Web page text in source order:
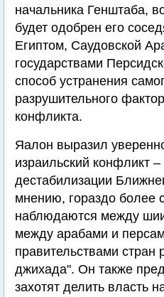
начальника Генштаба,
будет одобрен его
Египтом, Саудовской
государствами
способ устранения
разрушительного
конфликта.
Яалон выразил
израильский конфликт
дестабилизации
мнению, гораздо более
наблюдаются между
между арабами и
правительствами стран
джихада". Он также
захотят делить власть